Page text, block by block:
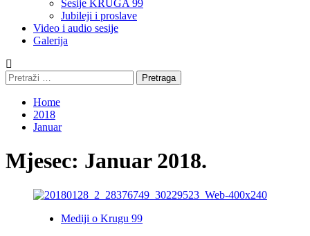
Sesije KRUGA 99
Jubileji i proslave
Video i audio sesije
Galerija
Pretraga:
Home
2018
Januar
Mjesec: Januar 2018.
Mediji o Krugu 99